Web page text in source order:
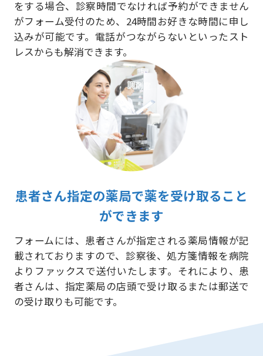
をする場合、診察時間でなければ予約ができません
がフォーム受付のため、24時間お好きな時間に申し
込みが可能です。電話がつながらないといったスト
レスからも解消できます。
患者さん指定の薬局で薬を受け取ること
ができます
フォームには、患者さんが指定される薬局情報が記
載されておりますので、診察後、処方箋情報を病院
よりファックスで送付いたします。それにより、患
者さんは、指定薬局の店頭で受け取るまたは郵送で
の受け取りも可能です。